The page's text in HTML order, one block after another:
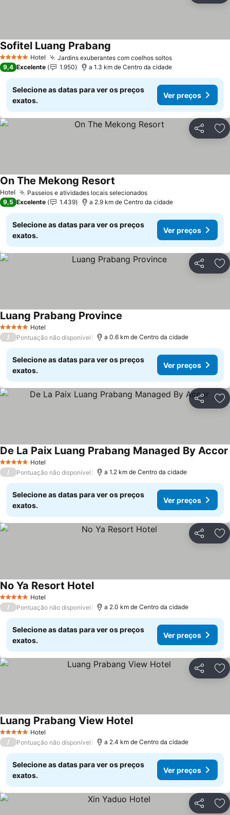
5 Estrelas Hotel Jardins exuberantes com coelhos soltosVer preços
Sofitel Luang Prabang
9,4 Excelente 1.950 a 1.3 km de Centro da cidade
Selecione as datas para ver os preços
exatos.
Ver preços
Partilhar
Hotel Passeios e atividades locais selecionadosVer preços
On The Mekong Resort
9,5 Excelente 1.439 a 2.9 km de Centro da cidade
Selecione as datas para ver os preços
exatos.
Ver preços
Partilhar
5 Estrelas Hotel
Luang Prabang Province
/ Pontuação não disponível a 0.6 km de Centro da cidade
Selecione as datas para ver os preços
exatos.
Ver preços
Partilhar
5 Estrelas Hotel
De La Paix Luang Prabang Managed By Accor
/ Pontuação não disponível a 1.2 km de Centro da cidade
Selecione as datas para ver os preços
exatos.
Ver preços
Partilhar
5 Estrelas Hotel
No Ya Resort HotelVer preços
/ Pontuação não disponível a 2.0 km de Centro da cidade
Selecione as datas para ver os preços
exatos.
Ver preços
Partilhar
5 Estrelas Hotel
Luang Prabang View HotelVer preços
/ Pontuação não disponível a 2.4 km de Centro da cidade
Selecione as datas para ver os preços
exatos.
Ver preços
Partilhar